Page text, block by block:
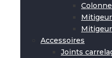
Accessoires
Joints